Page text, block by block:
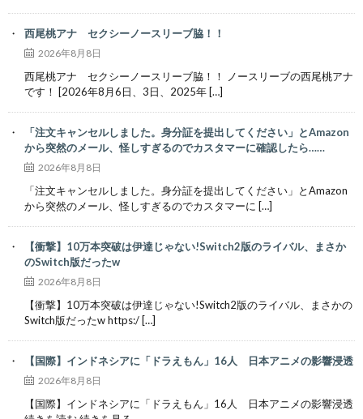
西尾桃アナ セクシーノースリーブ脇！！
2026年8月8日
西尾桃アナ セクシーノースリーブ脇！！ ノースリーブの西尾桃アナ
です！ [2026年8月6日、3日、2025年 […]
「注文キャンセルしました。身分証を提出してください」とAmazon
から突然のメール、怪しすぎるのでカスタマーに確認したら……
2026年8月8日
「注文キャンセルしました。身分証を提出してください」とAmazon
から突然のメール、怪しすぎるのでカスタマーに […]
【衝撃】10万本突破は伊達じゃない!Switch2版のライバル、まさか
のSwitch版だったw
2026年8月8日
【衝撃】10万本突破は伊達じゃない!Switch2版のライバル、まさかの
Switch版だったw https:/ […]
【国際】インドネシアに「ドラえもん」16人 日本アニメの影響浸透
2026年8月8日
【国際】インドネシアに「ドラえもん」16人 日本アニメの影響浸透